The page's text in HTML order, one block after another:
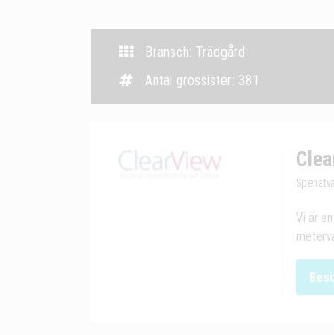
Bransch: Trädgård
Antal grossister: 381
Vi är